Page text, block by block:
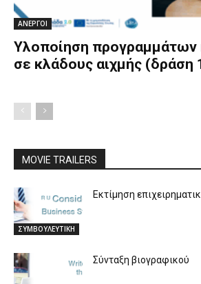
ΑΝΕΡΓΟΙ
Υλοποίηση προγραμμάτων
σε κλάδους αιχμής (δράση
MOVIE TRAILERS
ΣΥΜΒΟΥΛΕΥΤΙΚΗ
Εκτίμηση
Σύνταξη βιογραφικού